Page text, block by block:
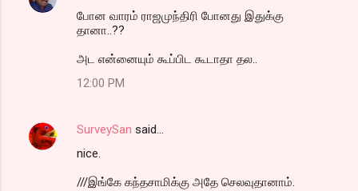
போன வாரம் ராஜமுந்திரி போனது இதுக்கு
தானா..??
அட என்னையும் கூப்பிட கூடாதா தல..
12:00 PM
SurveySan said…
nice.
///இங்கே கந்தசாமிக்கு அதே செலவுதானாம்.